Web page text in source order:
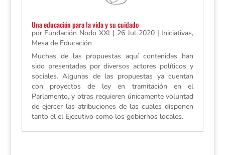
Una educación para la vida y su cuidado
por Fundación Nodo XXI | 26 Jul 2020| Iniciativas,
Mesa de Educación
Muchas de las propuestas aquí contenidas han
sido presentadas por diversos actores políticos y
sociales. Algunas de las propuestas ya cuentan
con proyectos de ley en tramitación en el
Parlamento, y otras requieren únicamente voluntad
de ejercer las atribuciones de las cuales disponen
tanto el el Ejecutivo como los gobiernos locales.